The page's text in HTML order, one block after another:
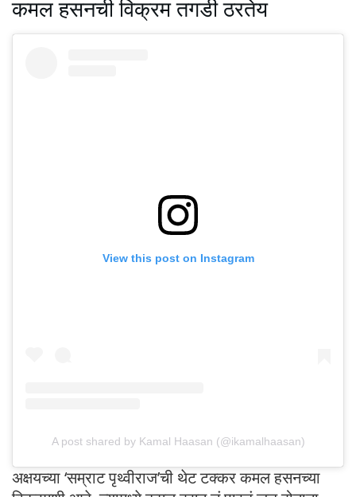
कमल हसनची विक्रम तगडी ठरतेय
View this post on Instagram
A post shared by Kamal Haasan (@ikamalhaasan)
अक्षयच्या ‘सम्राट पृथ्वीराज’ची थेट टक्कर कमल हसनच्या